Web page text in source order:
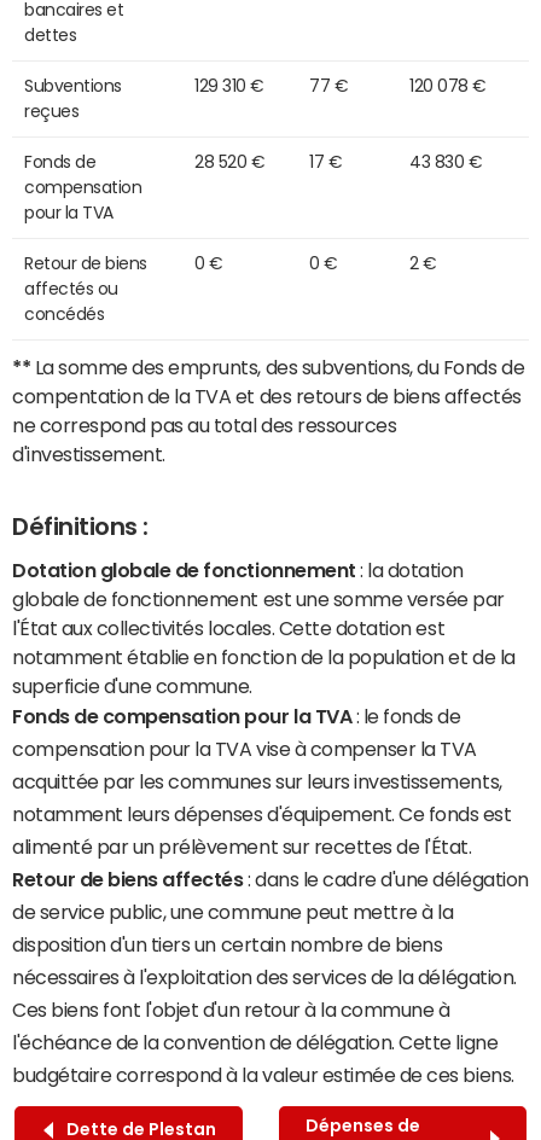
bancaires et
dettes
Subventions
reçues
129 310 € 77 € 120 078 €
Fonds de
compensation
pour la TVA
28 520 € 17 € 43 830 €
Retour de biens
affectés ou
concédés
0 € 0 € 2 €
** La somme des emprunts, des subventions, du Fonds de
compentation de la TVA et des retours de biens affectés
ne correspond pas au total des ressources
d'investissement.
Définitions :
Dotation globale de fonctionnement : la dotation
globale de fonctionnement est une somme versée par
l'État aux collectivités locales. Cette dotation est
notamment établie en fonction de la population et de la
superficie d'une commune.
Fonds de compensation pour la TVA: le fonds de
compensation pour la TVA vise à compenser la TVA
acquittée par les communes sur leurs investissements,
notamment leurs dépenses d'équipement. Ce fonds est
alimenté par un prélèvement sur recettes de l'État.
Retour de biens affectés: dans le cadre d'une délégation
de service public, une commune peut mettre à la
disposition d'un tiers un certain nombre de biens
nécessaires à l'exploitation des services de la délégation.
Ces biens font l'objet d'un retour à la commune à
l'échéance de la convention de délégation. Cette ligne
budgétaire correspond à la valeur estimée de ces biens.
Dette de Plestan
Dépenses de